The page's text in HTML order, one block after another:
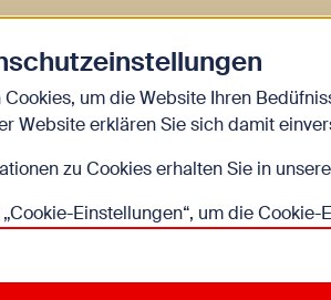
Bildung DIY Familienleben
um die Website Ihren
Website erklären Sie sich damit
zu Cookies erhalten Sie in
Einstellungen“, um die